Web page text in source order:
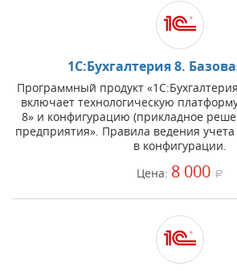
1С:Бухгалтерия 8.
Программный продукт
включает технологическую
8» и конфигурацию (прикладное
предприятия». Правила ведения
в конфигурации.
Цена: 8 000 a